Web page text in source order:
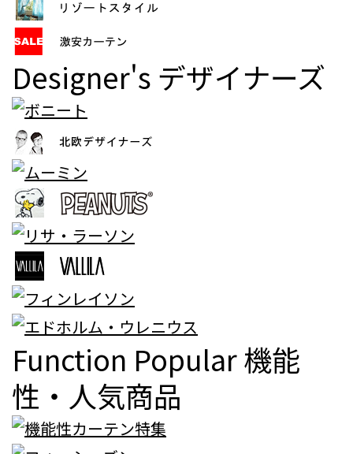
Designer's デザイナーズ
Function Popular機能
性・人気商品